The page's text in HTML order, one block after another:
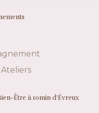
Ateliers
Être à 10min d’Évreux